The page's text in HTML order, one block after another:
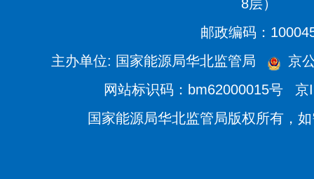
8层）
邮政编码：
主办单位: 国家能源局华北监管局
京
网站标识码：bm62000015号
京
国家能源局华北监管局版权所有，